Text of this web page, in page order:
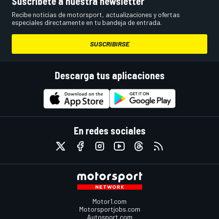
Recibe noticias de motorsport, actualizaciones y ofertas
especiales directamente en tu bandeja de entrada.
SUSCRIBIRSE
Descarga tus aplicaciones
En redes sociales
Motor1.com
Motorsportjobs.com
Autosport.com